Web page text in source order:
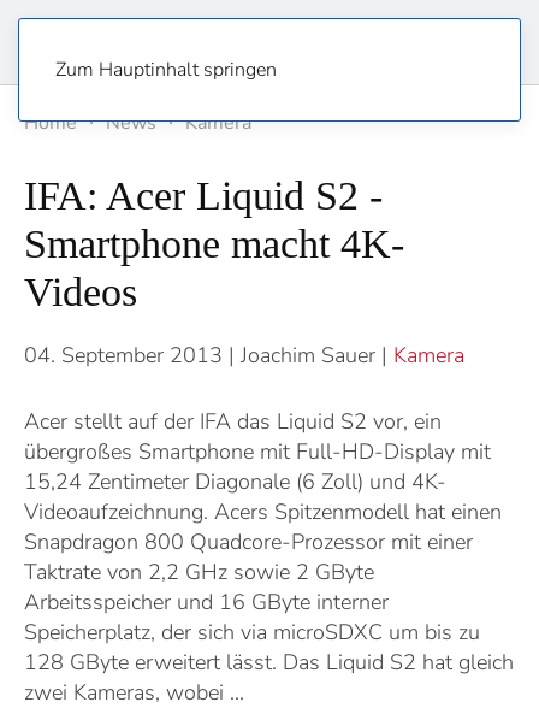
Zum Hauptinhalt springen
Home
News Kamera
IFA: Acer Liquid S2 -
Smartphone macht 4K-
Videos
04. September 2013 | Joachim Sauer | Kamera
Acer stellt auf der IFA das Liquid S2 vor, ein
übergroßes Smartphone mit Full-HD-Display mit
15,24 Zentimeter Diagonale (6 Zoll) und 4K-
Videoaufzeichnung. Acers Spitzenmodell hat einen
Snapdragon 800 Quadcore-Prozessor mit einer
Taktrate von 2,2 GHz sowie 2 GByte
Arbeitsspeicher und 16 GByte interner
Speicherplatz, der sich via microSDXC um bis zu
128 GByte erweitert lässt. Das Liquid S2 hat gleich
zwei Kameras, wobei ...